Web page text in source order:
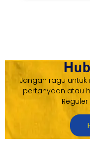
Jangan ragu untuk
pertanyaan atau
Reguler